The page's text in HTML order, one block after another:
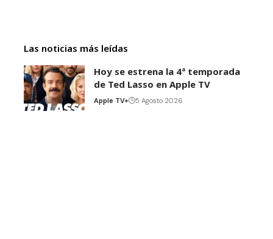
Las noticias más leídas
Hoy se estrena la 4ª temporada
de Ted Lasso en Apple TV
Apple TV+ 5 Agosto 2026